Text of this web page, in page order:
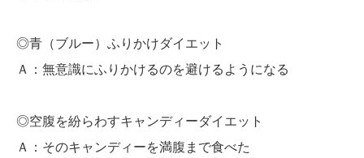
◎青（ブルー）ふりかけダイエット
Ａ：無意識にふりかけるのを避けるようになる
◎空腹を紛らわすキャンディーダイエット
Ａ：そのキャンディーを満腹まで食べた